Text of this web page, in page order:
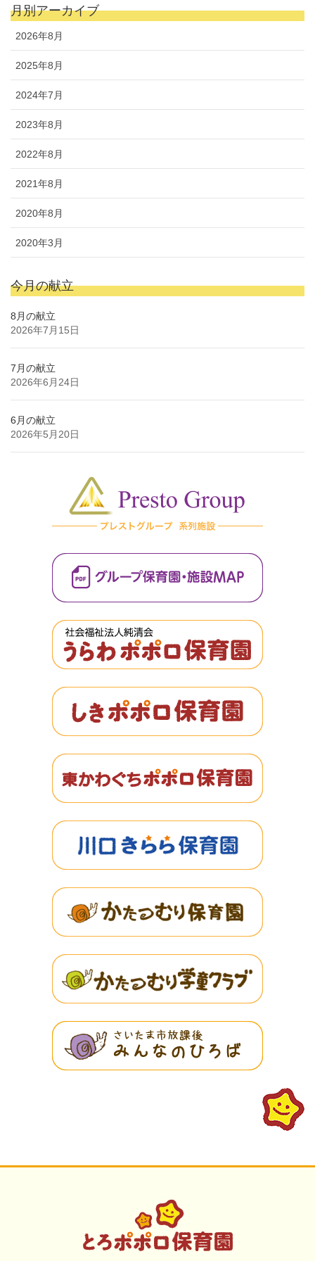
月別アーカイブ
2026年8月
2025年8月
2024年7月
2023年8月
2022年8月
2021年8月
2020年8月
2020年3月
今月の献立
8月の献立
2026年7月15日
7月の献立
2026年6月24日
6月の献立
2026年5月20日